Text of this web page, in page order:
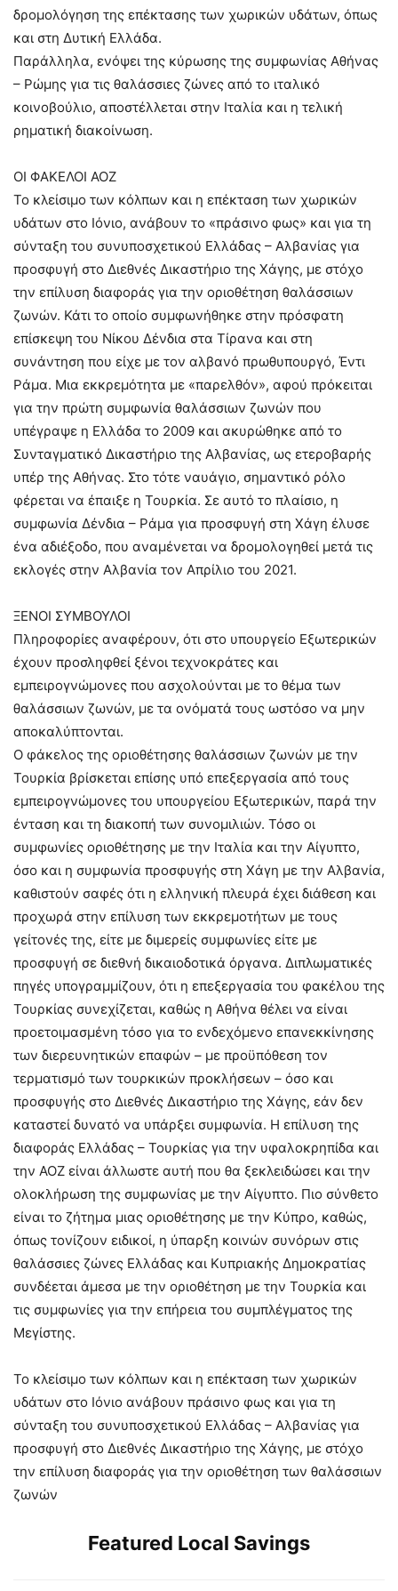
δρομολόγηση της επέκτασης των χωρικών υδάτων, όπως
και στη Δυτική Ελλάδα.
Παράλληλα, ενόψει της κύρωσης της συμφωνίας Αθήνας
– Ρώμης για τις θαλάσσιες ζώνες από το ιταλικό
κοινοβούλιο, αποστέλλεται στην Ιταλία και η τελική
ρηματική διακοίνωση.
ΟΙ ΦΑΚΕΛΟΙ ΑΟΖ
Το κλείσιμο των κόλπων και η επέκταση των χωρικών
υδάτων στο Ιόνιο, ανάβουν το «πράσινο φως» και για τη
σύνταξη του συνυποσχετικού Ελλάδας – Αλβανίας για
προσφυγή στο Διεθνές Δικαστήριο της Χάγης, με στόχο
την επίλυση διαφοράς για την οριοθέτηση θαλάσσιων
ζωνών. Κάτι το οποίο συμφωνήθηκε στην πρόσφατη
επίσκεψη του Νίκου Δένδια στα Τίρανα και στη
συνάντηση που είχε με τον αλβανό πρωθυπουργό, Έντι
Ράμα. Μια εκκρεμότητα με «παρελθόν», αφού πρόκειται
για την πρώτη συμφωνία θαλάσσιων ζωνών που
υπέγραψε η Ελλάδα το 2009 και ακυρώθηκε από το
Συνταγματικό Δικαστήριο της Αλβανίας, ως ετεροβαρής
υπέρ της Αθήνας. Στο τότε ναυάγιο, σημαντικό ρόλο
φέρεται να έπαιξε η Τουρκία. Σε αυτό το πλαίσιο, η
συμφωνία Δένδια – Ράμα για προσφυγή στη Χάγη έλυσε
ένα αδιέξοδο, που αναμένεται να δρομολογηθεί μετά τις
εκλογές στην Αλβανία τον Απρίλιο του 2021.
ΞΕΝΟΙ ΣΥΜΒΟΥΛΟΙ
Πληροφορίες αναφέρουν, ότι στο υπουργείο Εξωτερικών
έχουν προσληφθεί ξένοι τεχνοκράτες και
εμπειρογνώμονες που ασχολούνται με το θέμα των
θαλάσσιων ζωνών, με τα ονόματά τους ωστόσο να μην
αποκαλύπτονται.
Ο φάκελος της οριοθέτησης θαλάσσιων ζωνών με την
Τουρκία βρίσκεται επίσης υπό επεξεργασία από τους
εμπειρογνώμονες του υπουργείου Εξωτερικών, παρά την
ένταση και τη διακοπή των συνομιλιών. Τόσο οι
συμφωνίες οριοθέτησης με την Ιταλία και την Αίγυπτο,
όσο και η συμφωνία προσφυγής στη Χάγη με την Αλβανία,
καθιστούν σαφές ότι η ελληνική πλευρά έχει διάθεση και
προχωρά στην επίλυση των εκκρεμοτήτων με τους
γείτονές της, είτε με διμερείς συμφωνίες είτε με
προσφυγή σε διεθνή δικαιοδοτικά όργανα. Διπλωματικές
πηγές υπογραμμίζουν, ότι η επεξεργασία του φακέλου της
Τουρκίας συνεχίζεται, καθώς η Αθήνα θέλει να είναι
προετοιμασμένη τόσο για το ενδεχόμενο επανεκκίνησης
των διερευνητικών επαφών – με προϋπόθεση τον
τερματισμό των τουρκικών προκλήσεων – όσο και
προσφυγής στο Διεθνές Δικαστήριο της Χάγης, εάν δεν
καταστεί δυνατό να υπάρξει συμφωνία. Η επίλυση της
διαφοράς Ελλάδας – Τουρκίας για την υφαλοκρηπίδα και
την ΑΟΖ είναι άλλωστε αυτή που θα ξεκλειδώσει και την
ολοκλήρωση της συμφωνίας με την Αίγυπτο. Πιο σύνθετο
είναι το ζήτημα μιας οριοθέτησης με την Κύπρο, καθώς,
όπως τονίζουν ειδικοί, η ύπαρξη κοινών συνόρων στις
θαλάσσιες ζώνες Ελλάδας και Κυπριακής Δημοκρατίας
συνδέεται άμεσα με την οριοθέτηση με την Τουρκία και
τις συμφωνίες για την επήρεια του συμπλέγματος της
Μεγίστης.
Το κλείσιμο των κόλπων και η επέκταση των χωρικών
υδάτων στο Ιόνιο ανάβουν πράσινο φως και για τη
σύνταξη του συνυποσχετικού Ελλάδας – Αλβανίας για
προσφυγή στο Διεθνές Δικαστήριο της Χάγης, με στόχο
την επίλυση διαφοράς για την οριοθέτηση των θαλάσσιων
ζωνών
Featured Local Savings